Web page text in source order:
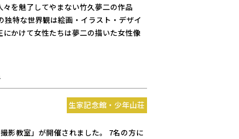
を魅了してやまない竹久夢二の作品
特な世界観は絵画・イラスト・デザイ
かけて女性たちは夢二の描いた女性像
生家記念館・少年山荘
影教室」が開催されました。 7名の方に